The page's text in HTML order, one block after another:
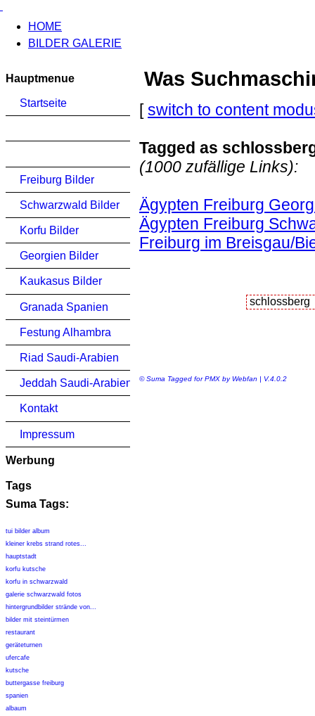
HOME
BILDER GALERIE
Hauptmenue
Startseite
Freiburg Bilder
Schwarzwald Bilder
Korfu Bilder
Georgien Bilder
Kaukasus Bilder
Granada Spanien
Festung Alhambra
Riad Saudi-Arabien
Jeddah Saudi-Arabien
Kontakt
Impressum
Werbung
Tags
Suma Tags:
tui bilder album
kleiner krebs strand rotes...
hauptstadt
korfu kutsche
korfu in schwarzwald
galerie schwarzwald fotos
hintergrundbilder strände von...
bilder mit steintürmen
restaurant
geräteturnen
ufercafe
kutsche
buttergasse freiburg
spanien
albaum
Was
[switch to content
Tagged as
(1000 zufällige Links):
Ägypten Freiburg
Ägypten Freiburg
Freiburg im Breisgau/
© Suma Tagged for PMX by Webfan | V.4.0.2